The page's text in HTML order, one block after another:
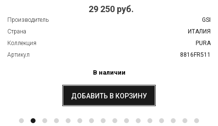
29 250 руб.
Производитель
GSI
Страна
ИТАЛИЯ
Коллекция
PURA
Артикул
8816FR511
В наличии
ДОБАВИТЬ В КОРЗИНУ